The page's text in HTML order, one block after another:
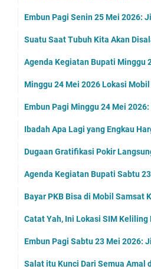
Embun Pagi Senin 25 Mei 2026:
Suatu Saat Tubuh Kita Akan
Agenda Kegiatan Bupati Minggu
Minggu 24 Mei 2026 Lokasi
Embun Pagi Minggu 24 Mei
Ibadah Apa Lagi yang Engkau
Dugaan Gratifikasi Pokir
Agenda Kegiatan Bupati Sabtu
Bayar PKB Bisa di Mobil Samsat
Catat Yah, Ini Lokasi SIM Keliling
Embun Pagi Sabtu 23 Mei 2026:
Salat itu Kunci Dari Semua Amal